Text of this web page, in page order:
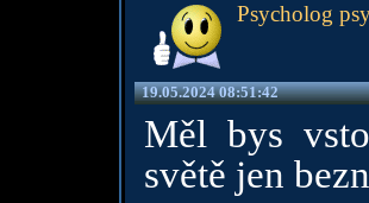
Psycholog
19.05.2024 08:51:42
Měl bys
světě jen